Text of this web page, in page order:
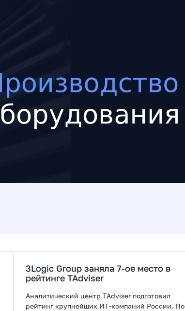
3Logic Group заняла 7-ое место в
рейтинге TAdviser
Аналитический центр TAdviser подготовил
рейтинг крупнейших ИТ-компаний России. По